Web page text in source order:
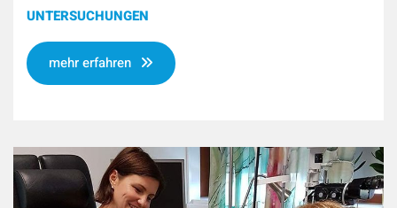
UNTERSUCHUNGEN
mehr erfahren